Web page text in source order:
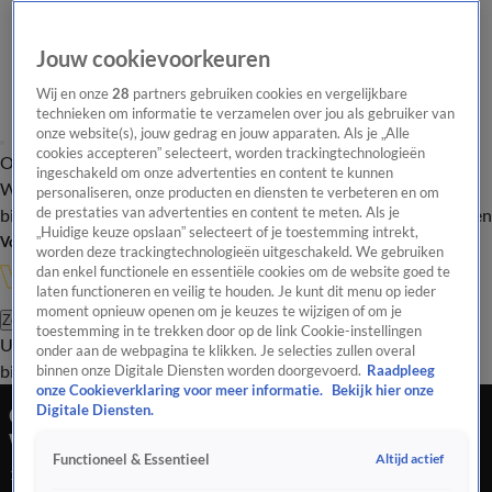
Overzicht Onze programma's Uitzendingen Onze gezichten
In de
WandelgangenInterviewsUitzending
bijwonenPodcastShopVeelgestelde vragenKijkersvraag insturen
Volg Vandaag Inside
Zoeken
UitzendingenVandaag InsideDe OranjezomerShopUitzending
bijwonen
GLORY COLLISION 9 | Kromah Behoudt
Wereldtitel Met Knock-out
13 juni 2026, 23:09
Jouw cookievoorkeuren
Wij en onze28 partners gebruiken cookies en vergelijkbare
technieken om informatie te verzamelen over jou als gebruiker van
onze website(s), jouw gedrag en jouw apparaten. Als je „Alle
cookies accepteren” selecteert, worden trackingtechnologieën
ingeschakeld om onze advertenties en content te kunnen
personaliseren, onze producten en diensten te verbeteren en om
de prestaties van advertenties en content te meten. Als je
„Huidige keuze opslaan” selecteert of je toestemming intrekt,
worden deze trackingtechnologieën uitgeschakeld. We gebruiken
dan enkel functionele en essentiële cookies om de website goed te
laten functioneren en veilig te houden. Je kunt dit menu op ieder
moment opnieuw openen om je keuzes te wijzigen of om je
toestemming in te trekken door op de link Cookie-instellingen
onder aan de webpagina te klikken. Je selecties zullen overal
binnen onze Digitale Diensten worden doorgevoerd. Raadpleeg
onze Cookieverklaring voor meer informatie.
Bekijk hier onze
Digitale Diensten.
Functioneel & Essentieel Altijd actief